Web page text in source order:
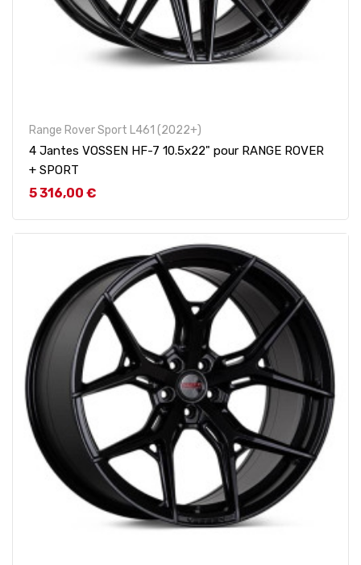
Range Rover Sport L461 (2022+)
4 Jantes VOSSEN HF-7 10.5x22" pour RANGE ROVER
+ SPORT
Prix
5 316,00 €